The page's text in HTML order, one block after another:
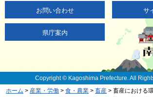
お問い合わせ サ
県庁案内
Copyright © Kagoshima Prefecture. All
ホーム > 産業・労働 > 食・農業 > 畜産 > 畜産における